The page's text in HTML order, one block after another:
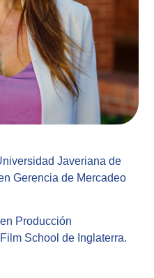
Javeriana de
Gerencia de Mercadeo
Producción
School de Inglaterra.